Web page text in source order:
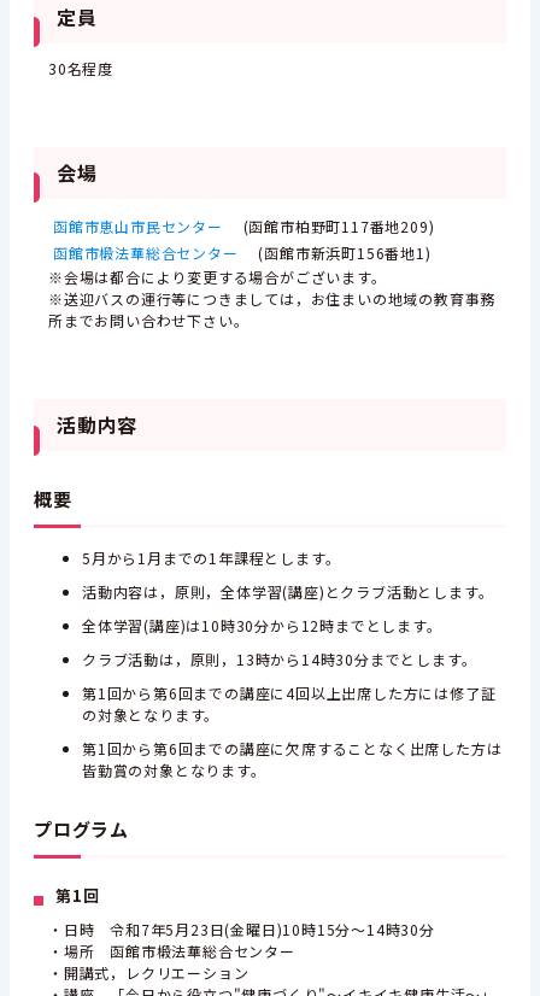
定員
30名程度
会場
函館市恵山市民センター
(函館市柏野町117番地209)
函館市椴法華総合センター
(函館市新浜町156番地1)
※会場は都合により変更する場合がございます。
※送迎バスの運行等につきましては，お住まいの地域の教育事務
所までお問い合わせ下さい。
活動内容
概要
5月から1月までの1年課程とします。
活動内容は，原則，全体学習(講座)とクラブ活動とします。
全体学習(講座)は10時30分から12時までとします。
クラブ活動は，原則，13時から14時30分までとします。
第1回から第6回までの講座に4回以上出席した方には修了証
の対象となります。
第1回から第6回までの講座に欠席することなく出席した方は
皆勤賞の対象となります。
プログラム
第1回
・日時 令和7年5月23日(金曜日)10時15分～14時30分
・場所 函館市椴法華総合センター
・開講式，レクリエーション